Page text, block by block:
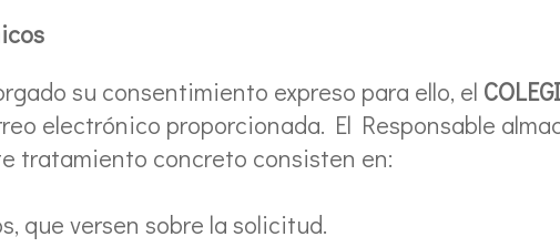
su consentimiento expreso para ello, el
electrónico proporcionada. El Responsable
tratamiento concreto consisten en:
que versen sobre la solicitud.